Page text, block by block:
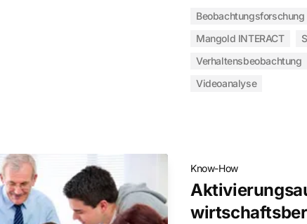
Beobachtungsforschung
Mangold INTERACT
Verhaltensbeobachtung
Videoanalyse
Know-How